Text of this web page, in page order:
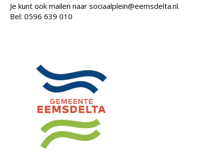
Je kunt ook mailen naar sociaalplein@eemsdelta.nl.
Bel: 0596 639 010